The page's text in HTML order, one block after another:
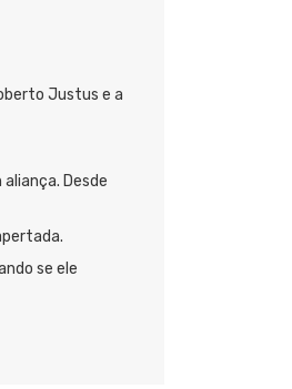
Justus e a
Desde
se ele